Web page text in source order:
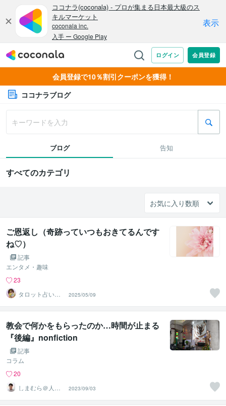
会員登録で10％割引クーポンを獲得！
ココナラブログ
ブログ 告知
すべてのカテゴリ
ご恩返し（奇跡っていつもおきてるんです
ね♡）
記事
エンタメ・趣味
23
タロット占い♡
藍子♡
2025/05/09
教会で何かをもらったのか…時間が止まる
『後編』nonfiction
記事
コラム
20
しまむら＠人事
コンサルタント
2023/09/03